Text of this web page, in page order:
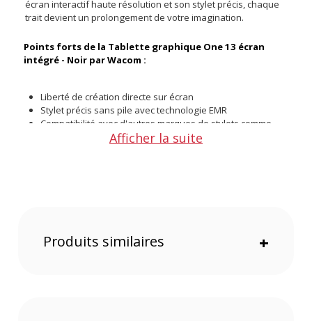
écran interactif haute résolution et son stylet précis, chaque
trait devient un prolongement de votre imagination.
Points forts de la Tablette graphique One 13 écran
intégré - Noir par Wacom :
Liberté de création directe sur écran
Stylet précis sans pile avec technologie EMR
Compatibilité avec d'autres marques de stylets comme
LAMY ou StaedtlerAfficher la suite
Produits similaires +